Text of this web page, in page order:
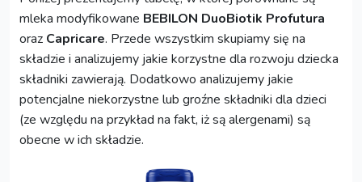
mleka modyfikowane BEBILON DuoBiotik Profutura
oraz Capricare. Przede wszystkim skupiamy się na
składzie i analizujemy jakie korzystne dla rozwoju dziecka
składniki zawierają. Dodatkowo analizujemy jakie
potencjalne niekorzystne lub groźne składniki dla dzieci
(ze względu na przykład na fakt, iż są alergenami) są
obecne w ich składzie.